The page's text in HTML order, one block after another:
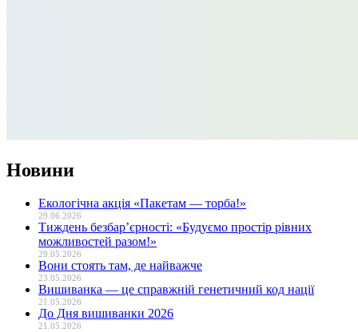
Новини
Екологічна акція «Пакетам — торба!»
29.06.2026
Тиждень безбар’єрності: «Будуємо простір рівних
можливостей разом!»
29.05.2026
Вони стоять там, де найважче
23.05.2026
Вишиванка — це справжній генетичний код нації
21.05.2026
До Дня вишиванки 2026
21.05.2026